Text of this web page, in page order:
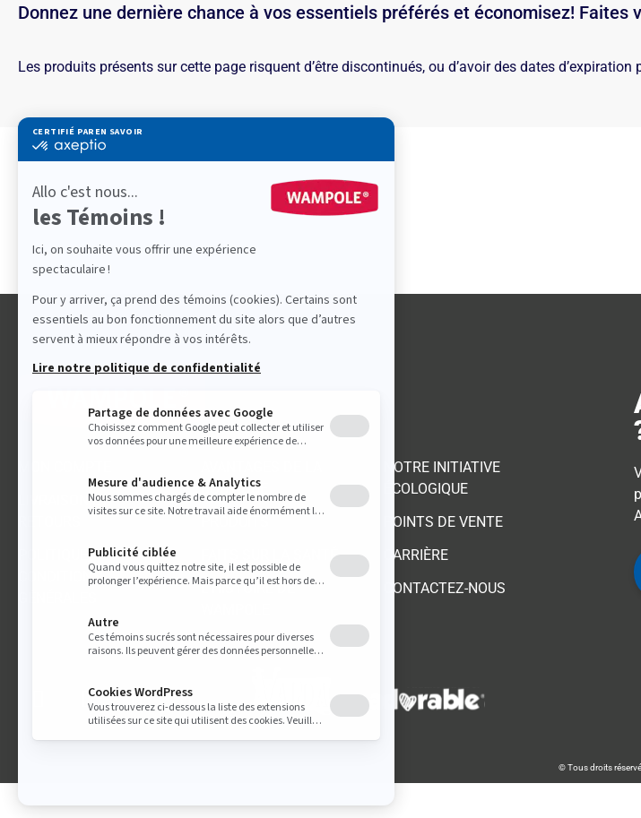
Donnez une dernière chance à vos essentiels préférés et économisez!
Les produits présents sur cette page risquent d’être discontinués, ou d’avoir des dates
LIVRAISON ET
POLITIQUE,
CONDITIONS
BOUTIQUE
FAITS SUR LA SANTÉ
L'HISTOIRE DE
NOTRE INITIATIVE
ÉCOLOGIQUE
POINTS DE VENTE
CARRIÈRE
CONTACTEZ-NOUS
© Tous droits